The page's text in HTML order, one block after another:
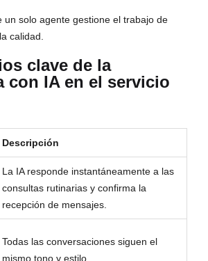
un solo agente gestione el trabajo de
calidad.
clave de la
con IA en el servicio
Descripción
La IA responde instantáneamente a las
consultas rutinarias y confirma la
recepción de mensajes.
Todas las conversaciones siguen el
mismo tono y estilo.